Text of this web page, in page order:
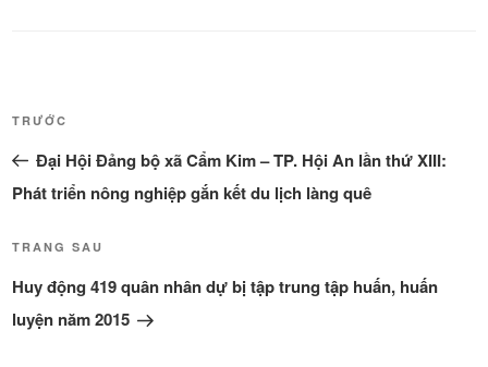
hướng
bài
viết
Bài
cũ
hơn
TRƯỚC
Đại Hội Đảng bộ xã Cẩm Kim – TP. Hội An lần thứ XIII:
Phát triển nông nghiệp gắn kết du lịch làng quê
Bài
tiếp
theo
TRANG SAU
Huy động 419 quân nhân dự bị tập trung tập huấn, huấn
luyện năm 2015